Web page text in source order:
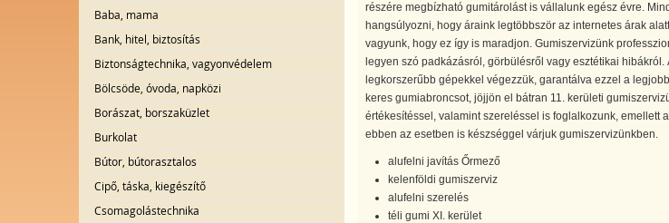
Baba, mama
Bank, hitel, biztosítás
Biztonságtechnika, vagyonvédelem
Bölcsöde, óvoda, napközi
Borászat, borszaküzlet
Burkolat
Bútor, bútorasztalos
Cipő, táska, kiegészítő
Csomagolástechnika
részére megbízható gumitárolást is vállalunk egész évre.
hangsúlyozni, hogy áraink legtöbbször az internetes árak
vagyunk, hogy ez így is maradjon. Gumiszervizünk
legyen szó padkázásról, görbülésről vagy esztétikai hibákról.
legkorszerűbb gépekkel végezzük, garantálva ezzel a
keres gumiabroncsot, jöjjön el bátran 11. kerületi
értékesítéssel, valamint szereléssel is foglalkozunk, emellett
ebben az esetben is készséggel várjuk gumiszervizünkben.
alufelni javítás Őrmező
kelenföldi gumiszerviz
alufelni szerelés
téli gumi XI. kerület